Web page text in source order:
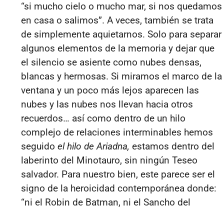
“si mucho cielo o mucho mar, si nos quedamos
en casa o salimos”. A veces, también se trata
de simplemente aquietarnos. Solo para separar
algunos elementos de la memoria y dejar que
el silencio se asiente como nubes densas,
blancas y hermosas. Si miramos el marco de la
ventana y un poco más lejos aparecen las
nubes y las nubes nos llevan hacia otros
recuerdos… así como dentro de un hilo
complejo de relaciones interminables hemos
seguido el hilo de Ariadna, estamos dentro del
laberinto del Minotauro, sin ningún Teseo
salvador. Para nuestro bien, este parece ser el
signo de la heroicidad contemporánea donde:
“ni el Robin de Batman, ni el Sancho del